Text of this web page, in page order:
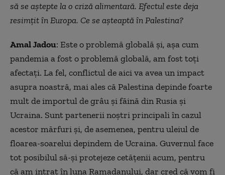
să se aștepte la o criză alimentară. Efectul este deja
resimţit în Europa. Ce se aşteaptă în Palestina?
Amal Jadou: Este o problemă globală și, aşa cum
pandemia a fost o problemă globală, am fost toţi
afectaţi. La fel, conflictul de aici va avea un impact
asupra noastră, mai ales că Palestina depinde foarte
mult de importul de grâu şi făină din Rusia şi
Ucraina. Sunt partenerii noștri principali în cazul
acestor mărfuri și, de asemenea, pentru uleiul de
floarea-soarelui depindem de Ucraina. Guvernul face
tot posibilul să-şi protejeze cetăţenii acum, pentru
că am intrat în luna Ramadanului, dar cred că vom fi